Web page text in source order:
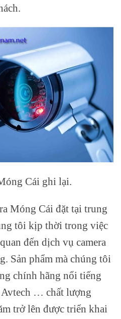
Cái ghi lại.
Móng Cái đặt tại trung
tôi kịp thời trong việc
đến dịch vụ camera
Sản phẩm mà chúng tôi
chính hãng nổi tiếng
Avtech … chất lượng
trở lên được triển khai